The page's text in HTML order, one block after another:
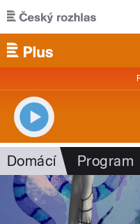
Přejít k hlavnímu obsahu
Domácí Program